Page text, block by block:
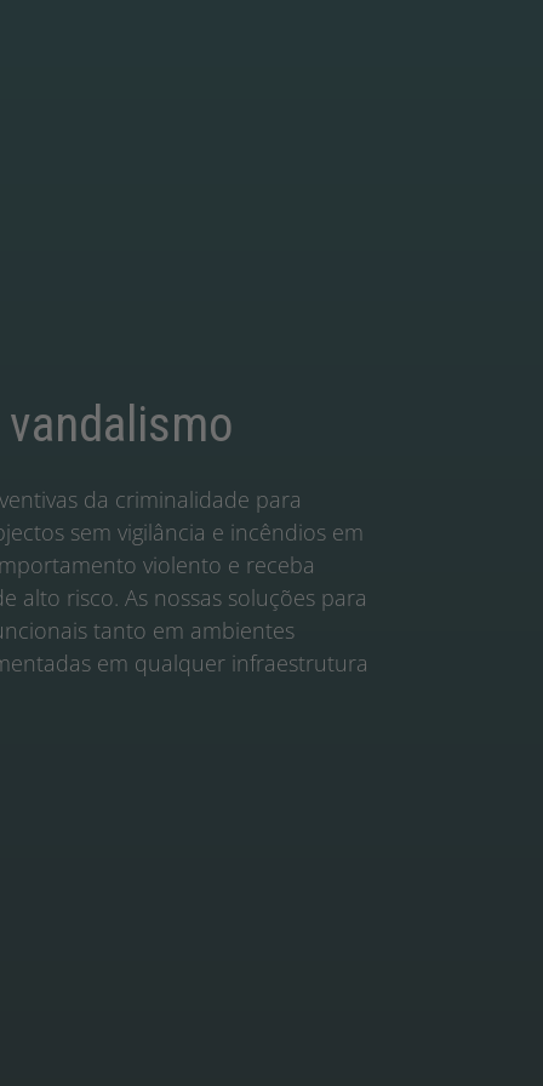
da criminalidade para
sem vigilância e incêndios em
violento e receba
alto risco. As nossas soluções para
tanto em ambientes
em qualquer infraestrutura